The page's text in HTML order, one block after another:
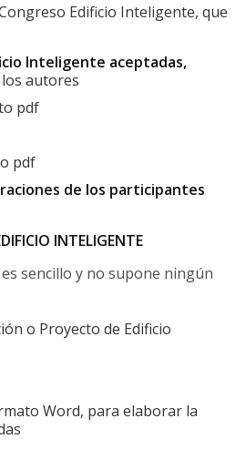
Edificio Inteligente, que
Inteligente aceptadas,
los autores
pdf
pdf
de los participantes
INTELIGENTE
sencillo y no supone ningún
o Proyecto de Edificio
Word, para elaborar la